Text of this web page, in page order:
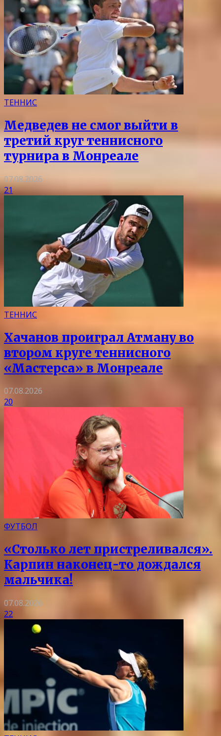
ТЕННИС
Медведев не смог выйти в
третий круг теннисного
турнира в Монреале
07.08.2026
21
ТЕННИС
Хачанов проиграл Атману во
втором круге теннисного
«Мастерса» в Монреале
07.08.2026
20
ФУТБОЛ
«Столько лет пристреливался».
Карпин наконец-то дождался
мальчика!
07.08.2026
22